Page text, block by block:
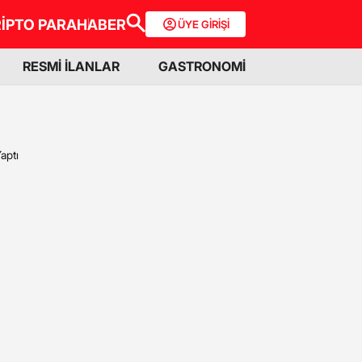
PARAHABER ÜYE GİRİŞİ
RESMİ İLANLAR GASTRONOMİ